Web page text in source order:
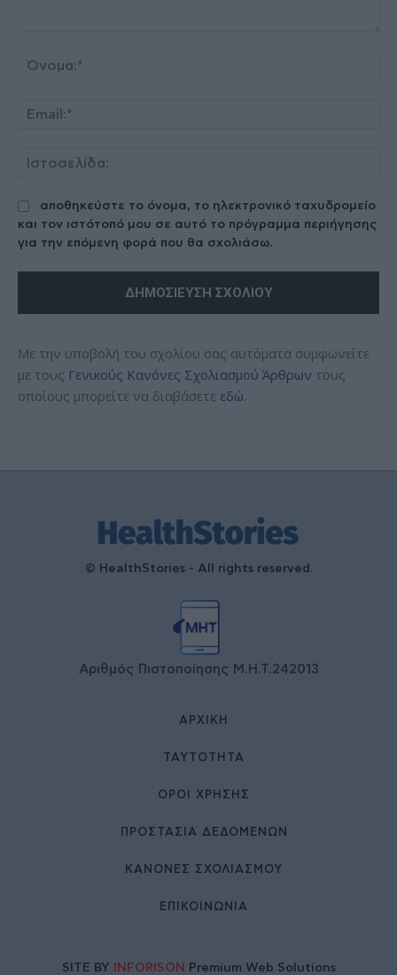
αποθηκεύστε το όνομα, το ηλεκτρονικό ταχυδρομείο
και τον ιστότοπό μου σε αυτό το πρόγραμμα περιήγησης
για την επόμενη φορά που θα σχολιάσω.
Με την υποβολή του σχολίου σας αυτόματα συμφωνείτε
με τους Γενικούς Κανόνες Σχολιασμού Άρθρων τους
οποίους μπορείτε να διαβάσετε εδώ.
© HealthStories - All rights reserved.
Αριθμός Πιστοποίησης Μ.Η.Τ.242013
ΑΡΧΙΚΉ
ΤΑΥΤΌΤΗΤΑ
ΌΡΟΙ ΧΡΉΣΗΣ
ΠΡΟΣΤΑΣΙΑ ΔΕΔΟΜΕΝΩΝ
ΚΑΝΟΝΕΣ ΣΧΟΛΙΑΣΜΟΥ
ΕΠΙΚΟΙΝΩΝΊΑ
SITE BY INFORISON Premium Web Solutions